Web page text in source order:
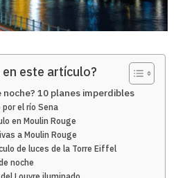
este artículo?
noche? 10 planes imperdibles
por el río Sena
en Moulin Rouge
a Moulin Rouge
de luces de la Torre Eiffel
noche